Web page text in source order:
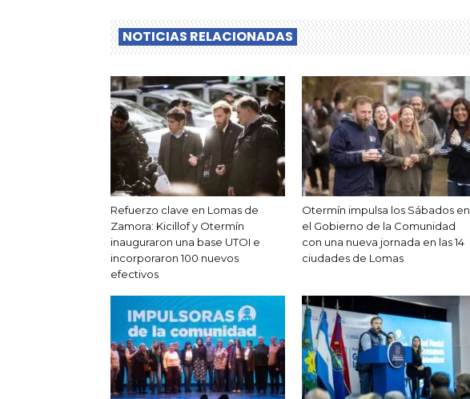
NOTICIAS RELACIONADAS
Refuerzo clave en Lomas de
Zamora: Kicillof y Otermín
inauguraron una base UTOI e
incorporaron 100 nuevos
efectivos
Otermín impulsa los Sábados en
el Gobierno de la Comunidad
con una nueva jornada en las 14
ciudades de Lomas